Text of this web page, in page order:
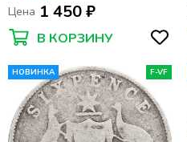
Цена 1 450 ₽
В КОРЗИНУ
НОВИНКА F-VF